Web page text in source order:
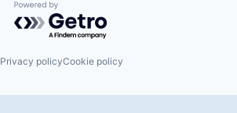
Powered by Getro.com
Privacy policyCookie policy